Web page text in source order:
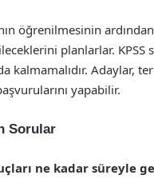
öğrenilmesinin
planlarlar.
kalmamalıdır. Adaylar,
yapabilir.
Sorular
ne kadar süreyle